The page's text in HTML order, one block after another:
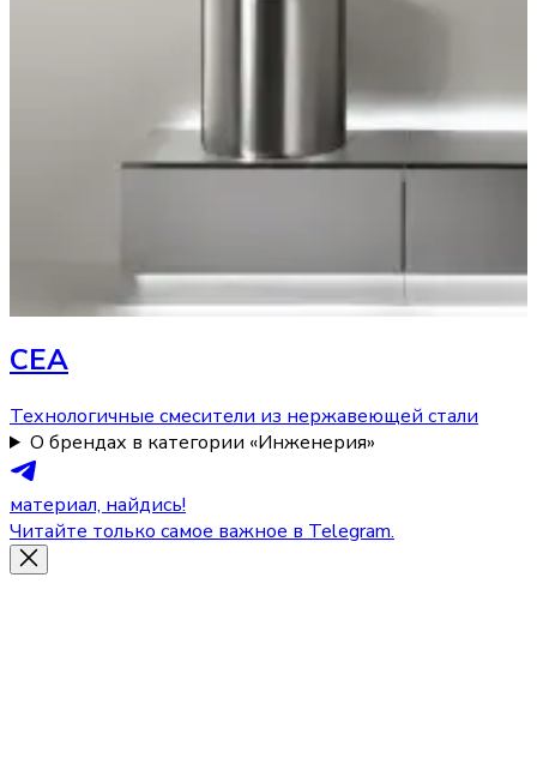
CEA
Технологичные смесители из нержавеющей стали
О брендах в категории «Инженерия»
материал, найдись!
Читайте только самое важное в Telegram.